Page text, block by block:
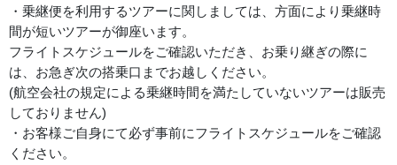
・乗継便を利用するツアーに関しましては、方面により乗継時
間が短いツアーが御座います。
フライトスケジュールをご確認いただき、お乗り継ぎの際に
は、お急ぎ次の搭乗口までお越しください。
(航空会社の規定による乗継時間を満たしていないツアーは販売
しておりません)
・お客様ご自身にて必ず事前にフライトスケジュールをご確認
ください。